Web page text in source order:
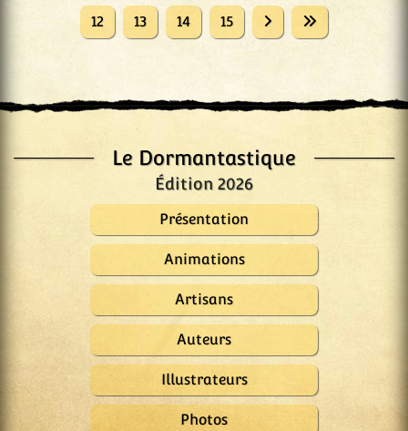
Le Dormantastique
Édition 2026
Présentation
Animations
Artisans
Auteurs
Illustrateurs
Photos
12 13 14 15